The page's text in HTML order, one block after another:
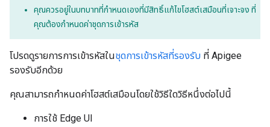
คุณควรอยู่ในบทบาทที่กำหนดเองที่มีสิทธิ์แก้ไขโฮสต์เสมือนที่เจาะจง ที่
คุณต้องกำหนดค่าชุดการเข้ารหัส
โปรดดูรายการการเข้ารหัสในชุดการเข้ารหัสที่รองรับ ที่ Apigee
รองรับอีกด้วย
คุณสามารถกำหนดค่าโฮสต์เสมือนโดยใช้วิธีใดวิธีหนึ่งต่อไปนี้
การใช้ Edge UI